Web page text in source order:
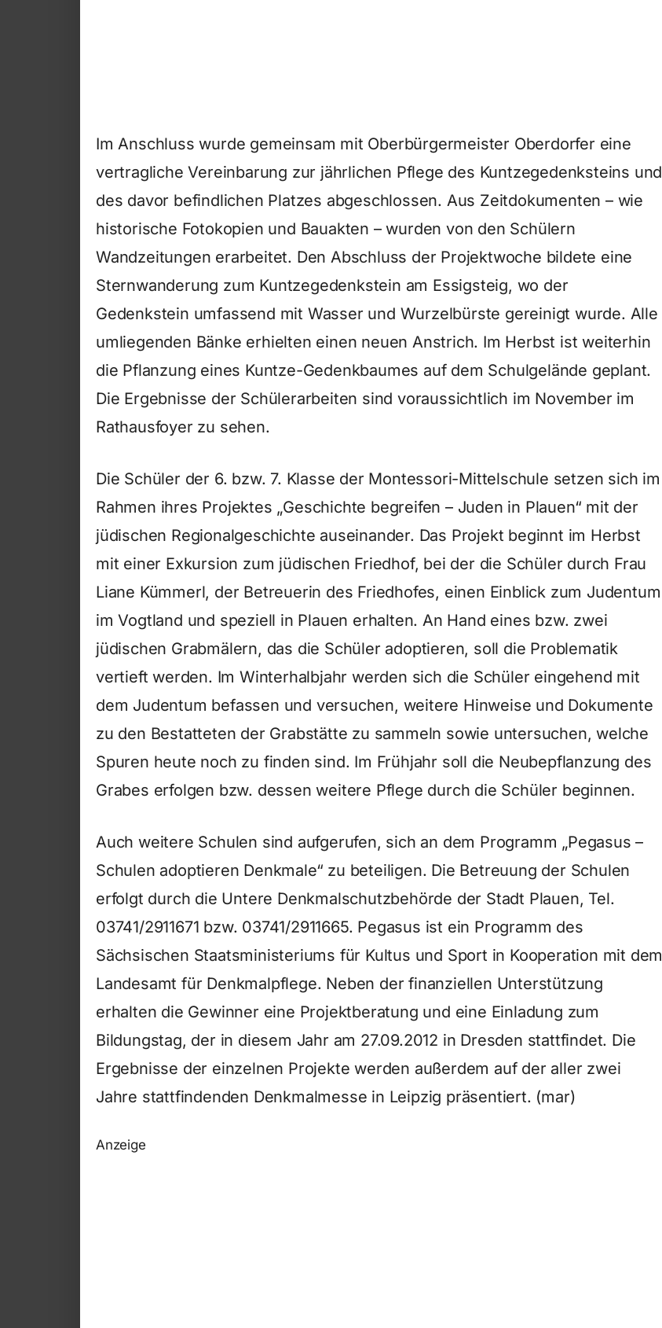
Im Anschluss wurde gemeinsam mit Oberbürgermeister Oberdorfer eine
vertragliche Vereinbarung zur jährlichen Pflege des Kuntzegedenksteins und
des davor befindlichen Platzes abgeschlossen. Aus Zeitdokumenten – wie
historische Fotokopien und Bauakten – wurden von den Schülern
Wandzeitungen erarbeitet. Den Abschluss der Projektwoche bildete eine
Sternwanderung zum Kuntzegedenkstein am Essigsteig, wo der
Gedenkstein umfassend mit Wasser und Wurzelbürste gereinigt wurde. Alle
umliegenden Bänke erhielten einen neuen Anstrich. Im Herbst ist weiterhin
die Pflanzung eines Kuntze-Gedenkbaumes auf dem Schulgelände geplant.
Die Ergebnisse der Schülerarbeiten sind voraussichtlich im November im
Rathausfoyer zu sehen.
Die Schüler der 6. bzw. 7. Klasse der Montessori-Mittelschule setzen sich im
Rahmen ihres Projektes „Geschichte begreifen – Juden in Plauen“ mit der
jüdischen Regionalgeschichte auseinander. Das Projekt beginnt im Herbst
mit einer Exkursion zum jüdischen Friedhof, bei der die Schüler durch Frau
Liane Kümmerl, der Betreuerin des Friedhofes, einen Einblick zum Judentum
im Vogtland und speziell in Plauen erhalten. An Hand eines bzw. zwei
jüdischen Grabmälern, das die Schüler adoptieren, soll die Problematik
vertieft werden. Im Winterhalbjahr werden sich die Schüler eingehend mit
dem Judentum befassen und versuchen, weitere Hinweise und Dokumente
zu den Bestatteten der Grabstätte zu sammeln sowie untersuchen, welche
Spuren heute noch zu finden sind. Im Frühjahr soll die Neubepflanzung des
Grabes erfolgen bzw. dessen weitere Pflege durch die Schüler beginnen.
Auch weitere Schulen sind aufgerufen, sich an dem Programm „Pegasus –
Schulen adoptieren Denkmale“ zu beteiligen. Die Betreuung der Schulen
erfolgt durch die Untere Denkmalschutzbehörde der Stadt Plauen, Tel.
03741/2911671 bzw. 03741/2911665. Pegasus ist ein Programm des
Sächsischen Staatsministeriums für Kultus und Sport in Kooperation mit dem
Landesamt für Denkmalpflege. Neben der finanziellen Unterstützung
erhalten die Gewinner eine Projektberatung und eine Einladung zum
Bildungstag, der in diesem Jahr am 27.09.2012 in Dresden stattfindet. Die
Ergebnisse der einzelnen Projekte werden außerdem auf der aller zwei
Jahre stattfindenden Denkmalmesse in Leipzig präsentiert. (mar)
Anzeige